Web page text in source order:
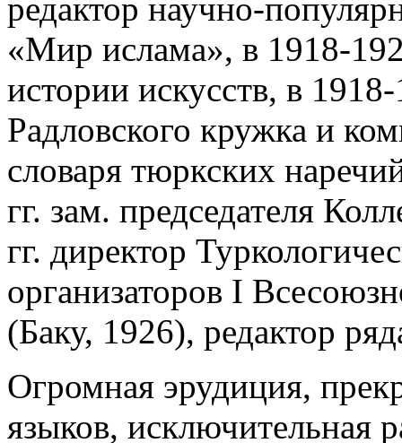
редактор научно-
«Мир ислама», в 1918-
истории искусств, в 1918-
Радловского кружка и
словаря тюркских
гг. зам. председателя
гг. директор
организаторов I
(Баку, 1926), редактор
Огромная эрудиция,
языков, исключительная